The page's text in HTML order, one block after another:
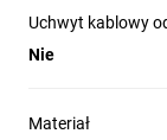
Uchwyt kablowy
Nie
Materiał